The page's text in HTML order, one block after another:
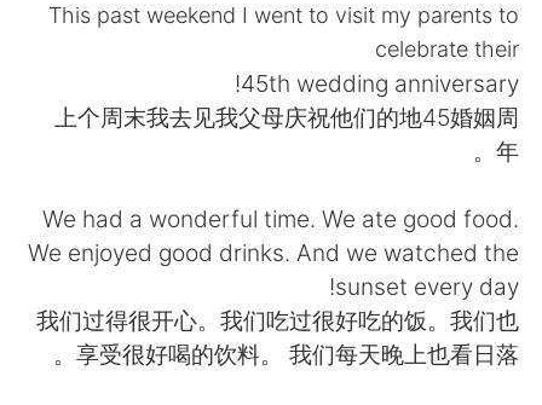
繁體中文 Español
日本語 한국어
This past weekend I went to visit my parents to
celebrate their
45th wedding anniversary!
上个周末我去见我父母庆祝他们的地45婚姻周
年。
We had a wonderful time. We ate good food.
We enjoyed good drinks. And we watched the
sunset every day!
我们过得很开心。我们吃过很好吃的饭。我们也
享受很好喝的饮料。 我们每天晚上也看日落。